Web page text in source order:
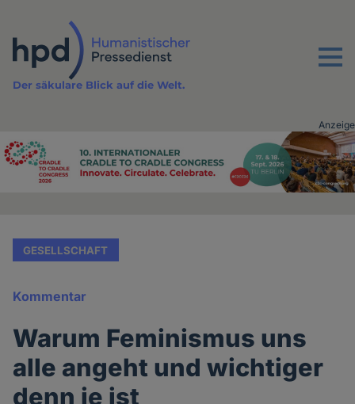
Inhalt
Menu
Der säkulare Blick auf die Welt.
Advertising
Anzeige
GESELLSCHAFT
Kommentar
Warum Feminismus uns
alle angeht und wichtiger
denn je ist